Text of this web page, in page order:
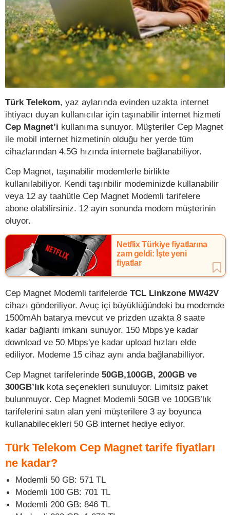
Türk Telekom, yaz aylarında evinden uzakta internet
ihtiyacı duyan kullanıcılar için taşınabilir internet hizmeti
Cep Magnet’i kullanıma sunuyor. Müşteriler Cep Magnet
ile mobil internet hizmetinin olduğu her yerde tüm
cihazlarından 4.5G hızında internete bağlanabiliyor.
Cep Magnet, taşınabilir modemlerle birlikte
kullanılabiliyor. Kendi taşınbilir modeminizde kullanabilir
veya 12 ay taahütle Cep Magnet Modemli tarifelere
abone olabilirsiniz. 12 ayın sonunda modem müşterinin
oluyor.
Netflix Türkiye fiyatlarına
zam geldi: İşte yeni
fiyatlar
Cep Magnet Modemli tarifelerde TCL Linkzone MW42V
cihazı gönderiliyor. Avuç içi büyüklüğündeki bu modemde
1500mAh batarya mevcut ve prizden uzakta 8 saate
kadar bağlantı imkanı sunuyor. 150 Mbps'ye kadar
download ve 50 Mbps'ye kadar upload hızları elde
ediliyor. Modeme 15 cihaz aynı anda bağlanabilliyor.
Cep Magnet tarifelerinde 50GB,100GB, 200GB ve
300GB’lık kota seçenekleri sunuluyor. Limitsiz paket
bulunmuyor. Cep Magnet Modemli 50GB ve 100GB’lık
tarifelerini satın alan yeni müşterilere 3 ay boyunca
kullanabilecekleri 50 GB internet hediye ediyor.
Türk Telekom Cep Magnet tarife fiyatları
ne kadar?
Modemli 50 GB: 571 TL
Modemli 100 GB: 701 TL
Modemli 200 GB: 846 TL